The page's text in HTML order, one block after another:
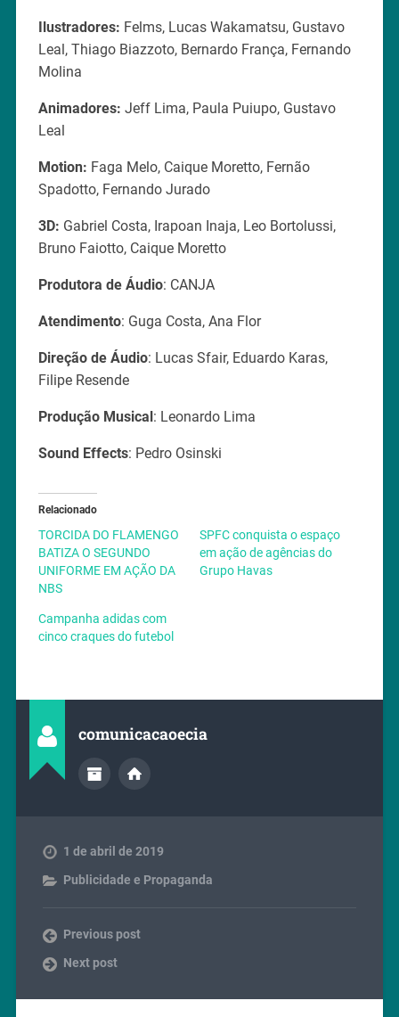
Ilustradores: Felms, Lucas Wakamatsu, Gustavo
Leal, Thiago Biazzoto, Bernardo França, Fernando
Molina
Animadores: Jeff Lima, Paula Puiupo, Gustavo
Leal
Motion: Faga Melo, Caique Moretto, Fernão
Spadotto, Fernando Jurado
3D: Gabriel Costa, Irapoan Inaja, Leo Bortolussi,
Bruno Faiotto, Caique Moretto
Produtora de Áudio: CANJA
Atendimento: Guga Costa, Ana Flor
Direção de Áudio: Lucas Sfair, Eduardo Karas,
Filipe Resende
Produção Musical: Leonardo Lima
Sound Effects: Pedro Osinski
Relacionado
TORCIDA DO FLAMENGO
BATIZA O SEGUNDO
UNIFORME EM AÇÃO DA
NBS
SPFC conquista o espaço
em ação de agências do
Grupo Havas
Campanha adidas com
cinco craques do futebol
comunicacaoecia
1 de abril de 2019
Publicidade e Propaganda
Previous post
Next post